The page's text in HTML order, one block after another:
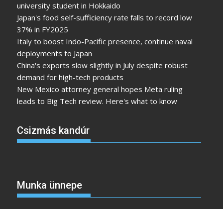
university student in Hokkaido
Japan's food self-sufficiency rate falls to record low
37% in FY2025
Italy to boost Indo-Pacific presence, continue naval
deployments to Japan
China's exports slow slightly in July despite robust
demand for high-tech products
New Mexico attorney general hopes Meta ruling
leads to Big Tech review. Here's what to know
Csizmás kandúr
Munka ünnepe